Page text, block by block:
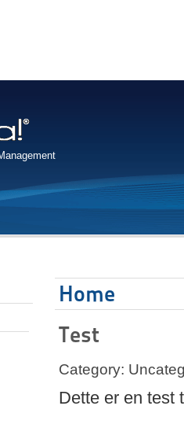
Home
Test
Category:
Dette er en test